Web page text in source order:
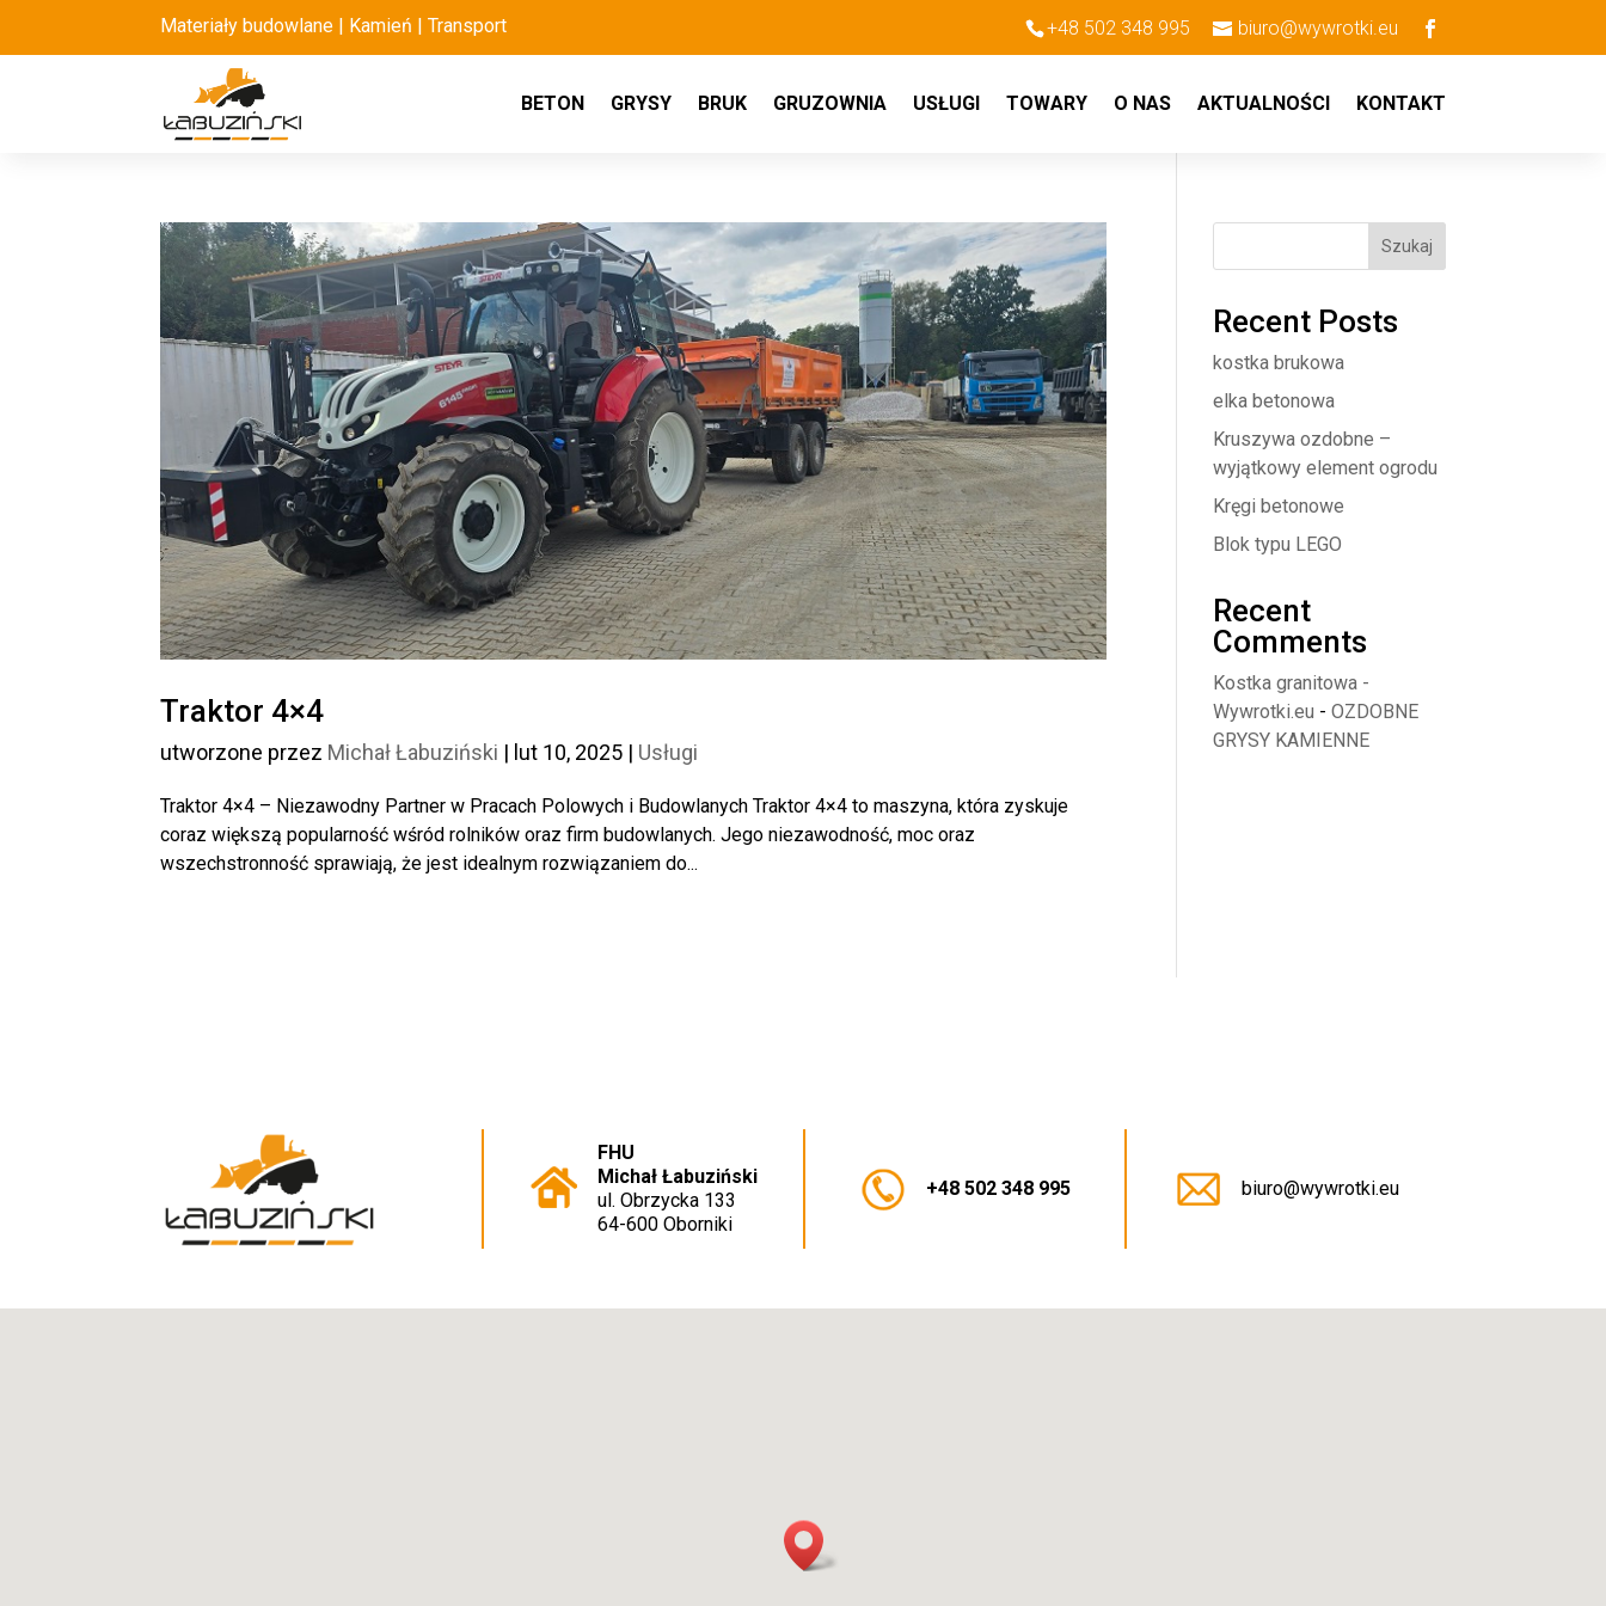
Materiały budowlane | Kamień | Transport +48 502 348 995 biuro@wywrotki.eu
BETON GRYSY BRUK GRUZOWNIA USŁUGI TOWARY O NAS AKTUALNOŚCI KONTAKT
Traktor 4×4
utworzone przez Michał Łabuziński | lut 10, 2025 | Usługi
Traktor 4×4 – Niezawodny Partner w Pracach Polowych i Budowlanych Traktor 4×4 to maszyna, która zyskuje
coraz większą popularność wśród rolników oraz firm budowlanych. Jego niezawodność, moc oraz
wszechstronność sprawiają, że jest idealnym rozwiązaniem do...
Szukaj
Recent Posts
kostka brukowa
elka betonowa
Kruszywa ozdobne –
wyjątkowy element ogrodu
Kręgi betonowe
Blok typu LEGO
Recent
Comments
Kostka granitowa -
Wywrotki.eu -OZDOBNE
GRYSY KAMIENNE
FHU
Michał Łabuziński
ul. Obrzycka 133
64-600 Oborniki
+48 502 348 995 biuro@wywrotki.eu